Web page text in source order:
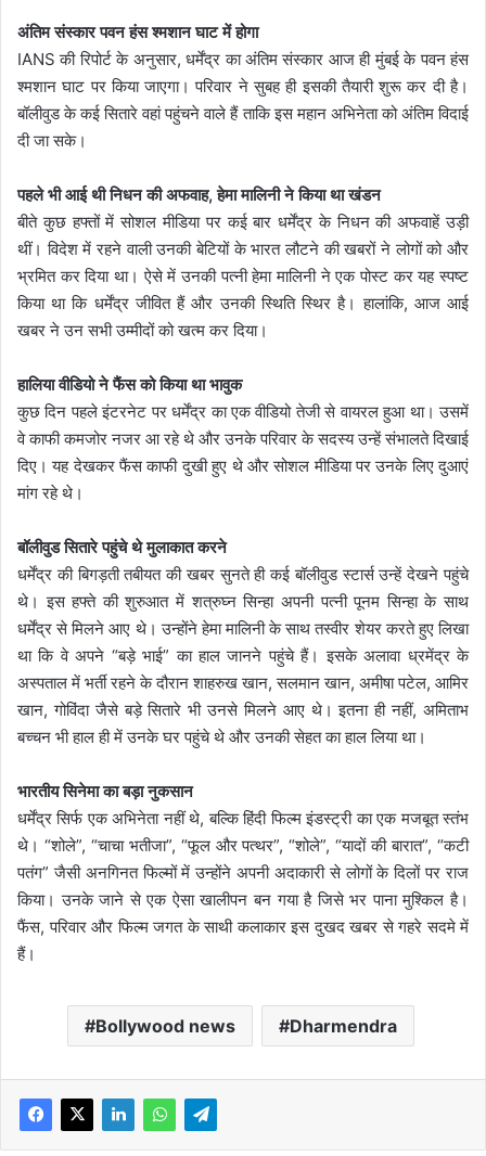
अंतिम संस्कार पवन हंस श्मशान घाट में होगा
IANS की रिपोर्ट के अनुसार, धर्मेंद्र का अंतिम संस्कार आज ही मुंबई के पवन हंस
श्मशान घाट पर किया जाएगा। परिवार ने सुबह ही इसकी तैयारी शुरू कर दी है।
बॉलीवुड के कई सितारे वहां पहुंचने वाले हैं ताकि इस महान अभिनेता को अंतिम विदाई
दी जा सके।
पहले भी आई थी निधन की अफवाह, हेमा मालिनी ने किया था खंडन
बीते कुछ हफ्तों में सोशल मीडिया पर कई बार धर्मेंद्र के निधन की अफवाहें उड़ी
थीं। विदेश में रहने वाली उनकी बेटियों के भारत लौटने की खबरों ने लोगों को और
भ्रमित कर दिया था। ऐसे में उनकी पत्नी हेमा मालिनी ने एक पोस्ट कर यह स्पष्ट
किया था कि धर्मेंद्र जीवित हैं और उनकी स्थिति स्थिर है। हालांकि, आज आई
खबर ने उन सभी उम्मीदों को खत्म कर दिया।
हालिया वीडियो ने फैंस को किया था भावुक
कुछ दिन पहले इंटरनेट पर धर्मेंद्र का एक वीडियो तेजी से वायरल हुआ था। उसमें
वे काफी कमजोर नजर आ रहे थे और उनके परिवार के सदस्य उन्हें संभालते दिखाई
दिए। यह देखकर फैंस काफी दुखी हुए थे और सोशल मीडिया पर उनके लिए दुआएं
मांग रहे थे।
बॉलीवुड सितारे पहुंचे थे मुलाकात करने
धर्मेंद्र की बिगड़ती तबीयत की खबर सुनते ही कई बॉलीवुड स्टार्स उन्हें देखने पहुंचे
थे। इस हफ्ते की शुरुआत में शत्रुघ्न सिन्हा अपनी पत्नी पूनम सिन्हा के साथ
धर्मेंद्र से मिलने आए थे। उन्होंने हेमा मालिनी के साथ तस्वीर शेयर करते हुए लिखा
था कि वे अपने “बड़े भाई” का हाल जानने पहुंचे हैं। इसके अलावा ध्रमेंद्र के
अस्पताल में भर्ती रहने के दौरान शाहरुख खान, सलमान खान, अमीषा पटेल, आमिर
खान, गोविंदा जैसे बड़े सितारे भी उनसे मिलने आए थे। इतना ही नहीं, अमिताभ
बच्चन भी हाल ही में उनके घर पहुंचे थे और उनकी सेहत का हाल लिया था।
भारतीय सिनेमा का बड़ा नुकसान
धर्मेंद्र सिर्फ एक अभिनेता नहीं थे, बल्कि हिंदी फिल्म इंडस्ट्री का एक मजबूत स्तंभ
थे। “शोले”, “चाचा भतीजा”, “फूल और पत्थर”, “शोले”, “यादों की बारात”, “कटी
पतंग” जैसी अनगिनत फिल्मों में उन्होंने अपनी अदाकारी से लोगों के दिलों पर राज
किया। उनके जाने से एक ऐसा खालीपन बन गया है जिसे भर पाना मुश्किल है।
फैंस, परिवार और फिल्म जगत के साथी कलाकार इस दुखद खबर से गहरे सदमे में
हैं।
Bollywood news Dharmendra